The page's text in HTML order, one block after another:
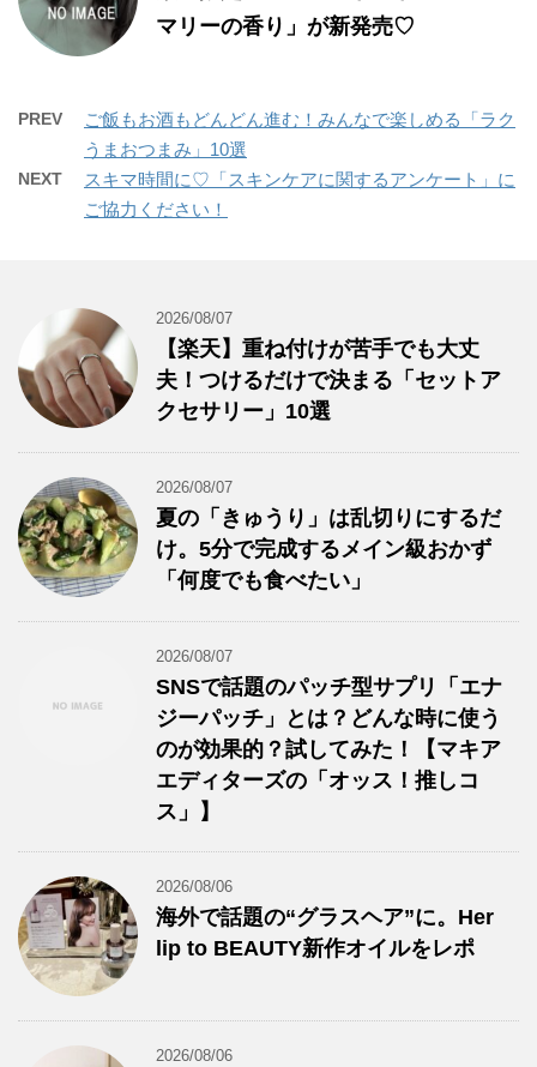
マリーの香り」が新発売♡
PREV
ご飯もお酒もどんどん進む！みんなで楽しめる「ラク
うまおつまみ」10選
NEXT
スキマ時間に♡「スキンケアに関するアンケート」に
ご協力ください！
2026/08/07
【楽天】重ね付けが苦手でも大丈
夫！つけるだけで決まる「セットア
クセサリー」10選
2026/08/07
夏の「きゅうり」は乱切りにするだ
け。5分で完成するメイン級おかず
「何度でも食べたい」
2026/08/07
SNSで話題のパッチ型サプリ「エナ
ジーパッチ」とは？どんな時に使う
のが効果的？試してみた！【マキア
エディターズの「オッス！推しコ
ス」】
2026/08/06
海外で話題の“グラスヘア”に。Her
lip to BEAUTY新作オイルをレポ
2026/08/06